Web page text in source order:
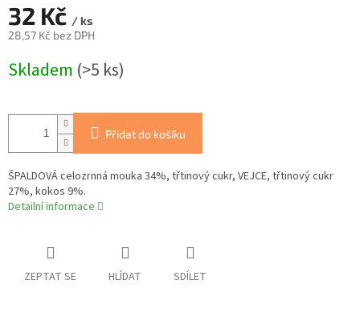
32 Kč / ks
28,57 Kč bez DPH
cena:
Skladem (>5 ks)
Přidat do košíku
ŠPALDOVÁ celozrnná mouka 34%, třtinový cukr, VEJCE, třtinový cukr
27%, kokos 9%.
Detailní informace
ZEPTAT SE HLÍDAT SDÍLET